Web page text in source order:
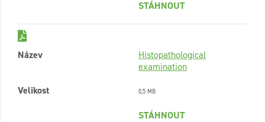
STÁHNOUT
Název
Histopathological
examination
Velikost
0,5 MB
STÁHNOUT